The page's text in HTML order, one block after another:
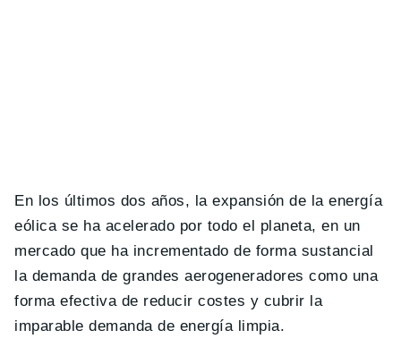
En los últimos dos años, la expansión de la energía
eólica se ha acelerado por todo el planeta, en un
mercado que ha incrementado de forma sustancial
la demanda de grandes aerogeneradores como una
forma efectiva de reducir costes y cubrir la
imparable demanda de energía limpia.